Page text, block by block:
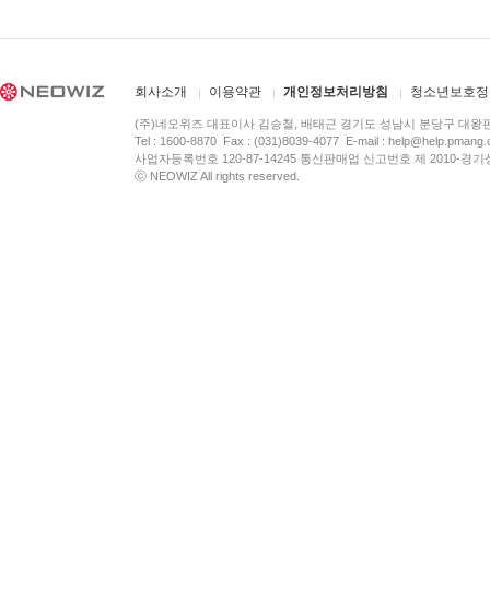
회사소개 이용약관 개인정보처리방침 청소년보호
(주)네오위즈 대표이사 김승철, 배태근 경기도 성남시 분당구 대왕
Tel : 1600-8870 Fax : (031)8039-4077 E-mail :
사업자등록번호 120-87-14245 통신판매업 신고번호 제 2010-경
ⓒ NEOWIZ All rights reserved.